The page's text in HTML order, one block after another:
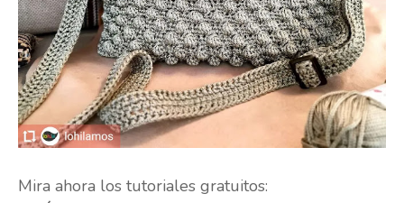
Mira ahora los tutoriales gratuitos: